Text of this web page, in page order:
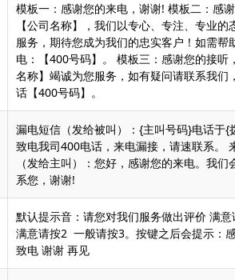
模板一：感谢您的来电，谢谢! 模板二：感
【公司名称】，我们以专心、专注、专业的
服务，期待您成为我们的忠实客户！如需帮
电：【400号码】。 模板三：感谢您的接听
名称】竭诚为您服务，如有疑问请联系我们
话【400号码】。
漏电短信（发给被叫）：{主叫号码}电话于{
致电我司400电话，来电漏接，请速联系。
（发给主叫）：您好，感谢您的来电。我们
系您，谢谢!
默认提示音：请您对我们服务做出评价 满
满意请按2 一般请按3。按键之后会提示：
致电 谢谢 再见